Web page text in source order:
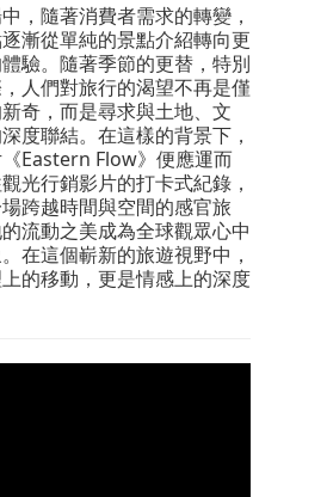
，隨著消費者需求的轉變，
漸從單純的景點介紹轉向更
驗。隨著季節的更替，特別
人們對旅行的渴望不再是僅
奇，而是尋求與土地、文
度聯結。在這樣的背景下，
Eastern Flow》便應運而
光行銷影片的打卡式紀錄，
跨越時間與空間的感官旅
流動之美成為全球觀眾心中
在這個嶄新的旅遊視野中，
的移動，更是情感上的深度